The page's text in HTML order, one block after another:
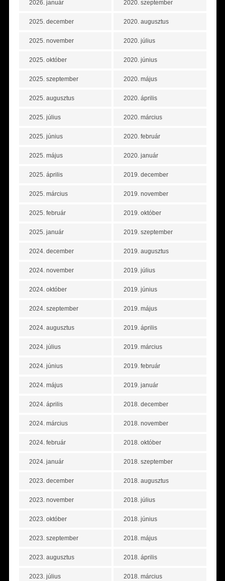
2026. január
2025. december
2025. november
2025. október
2025. szeptember
2025. augusztus
2025. július
2025. június
2025. május
2025. április
2025. március
2025. február
2025. január
2024. december
2024. november
2024. október
2024. szeptember
2024. augusztus
2024. július
2024. június
2024. május
2024. április
2024. március
2024. február
2024. január
2023. december
2023. november
2023. október
2023. szeptember
2023. augusztus
2023. július
2020. szeptember
2020. augusztus
2020. július
2020. június
2020. május
2020. április
2020. március
2020. február
2020. január
2019. december
2019. november
2019. október
2019. szeptember
2019. augusztus
2019. július
2019. június
2019. május
2019. április
2019. március
2019. február
2019. január
2018. december
2018. november
2018. október
2018. szeptember
2018. augusztus
2018. július
2018. június
2018. május
2018. április
2018. március